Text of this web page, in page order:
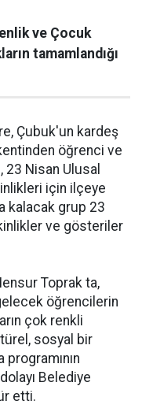
ve Çocuk
tamamlandığı
Çubuk'un kardeş
öğrenci ve
Nisan Ulusal
için ilçeye
kalacak grup 23
ve gösteriler
Toprak ta,
öğrencilerin
çok renkli
sosyal bir
Belediye
etti.